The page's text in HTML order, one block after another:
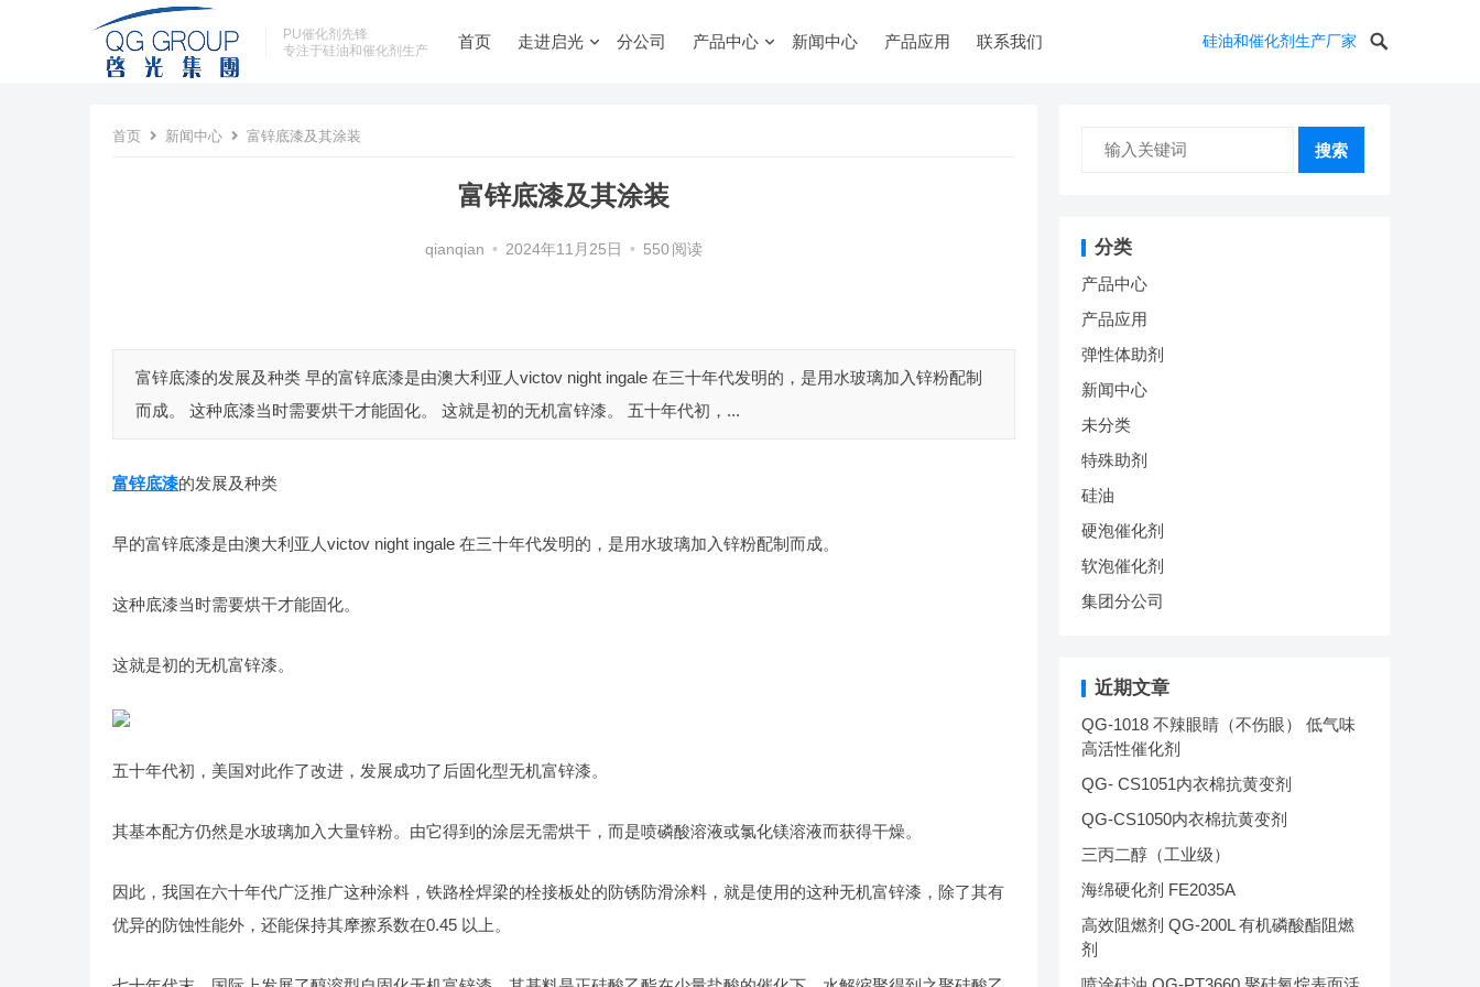
PU催化剂先锋
专注于硅油和催化剂生产
首页 走进启光 分公司 产品中心 新闻中心 产品应用 联系我们 硅油和催化剂生产厂家
首页 新闻中心 富锌底漆及其涂装
富锌底漆及其涂装
qianqian • 2024年11月25日 • 550 阅读
富锌底漆的发展及种类 早的富锌底漆是由澳大利亚人victov night ingale 在三十年代发明的，是用水玻璃加入锌粉配制
而成。 这种底漆当时需要烘干才能固化。 这就是初的无机富锌漆。 五十年代初，...
富锌底漆的发展及种类
早的富锌底漆是由澳大利亚人victov night ingale 在三十年代发明的，是用水玻璃加入锌粉配制而成。
这种底漆当时需要烘干才能固化。
这就是初的无机富锌漆。
五十年代初，美国对此作了改进，发展成功了后固化型无机富锌漆。
其基本配方仍然是水玻璃加入大量锌粉。由它得到的涂层无需烘干，而是喷磷酸溶液或氯化镁溶液而获得干燥。
因此，我国在六十年代广泛推广这种涂料，铁路栓焊梁的栓接板处的防锈防滑涂料，就是使用的这种无机富锌漆，除了其有
优异的防蚀性能外，还能保持其摩擦系数在0.45 以上。
搜索
分类
产品中心
产品应用
弹性体助剂
新闻中心
未分类
特殊助剂
硅油
硬泡催化剂
软泡催化剂
集团分公司
近期文章
QG-1018 不辣眼睛（不伤眼） 低气味
高活性催化剂
QG- CS1051内衣棉抗黄变剂
QG-CS1050内衣棉抗黄变剂
三丙二醇（工业级）
海绵硬化剂 FE2035A
高效阻燃剂 QG-200L 有机磷酸酯阻燃
剂